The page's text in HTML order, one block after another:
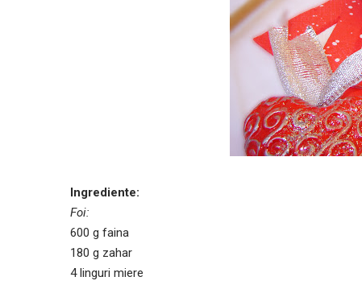
Ingrediente:
Foi:
600 g faina
180 g zahar
4 linguri miere